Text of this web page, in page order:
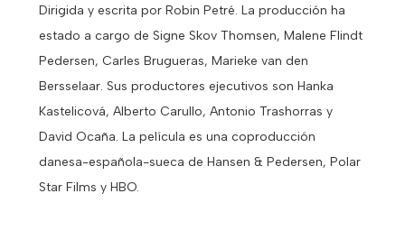
Dirigida y escrita por Robin Petré. La producción ha
estado a cargo de Signe Skov Thomsen, Malene Flindt
Pedersen, Carles Brugueras, Marieke van den
Bersselaar. Sus productores ejecutivos son Hanka
Kastelicová, Alberto Carullo, Antonio Trashorras y
David Ocaña. La película es una coproducción
danesa-española-sueca de Hansen & Pedersen, Polar
Star Films y HBO.